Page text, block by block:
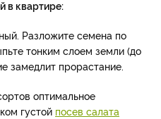
в квартире:
Разложите семена по
тонким слоем земли (до
замедлит прорастание.
оптимальное
густой посев салата